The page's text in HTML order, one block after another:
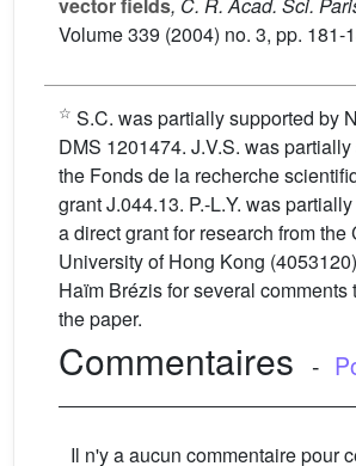
Volume 339 (2004) no. 3, pp. 181-
☆ S.C. was partially supported by
DMS 1201474. J.V.S. was
the Fonds de la recherche
grant J.044.13. P.-L.Y. was
a direct grant for research from the
University of Hong Kong
Haïm Brézis for several comments
the paper.
Commentaires -
Il n'y a aucun commentaire pour